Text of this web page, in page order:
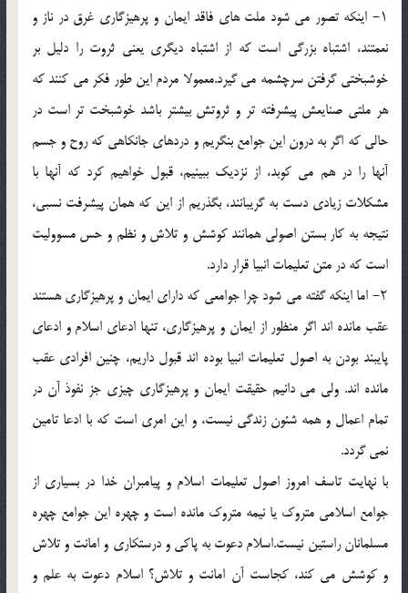
۱- اينكه تصور مى شود ملت هاى فاقد ايمان و پرهيزگارى غرق در ناز و
نعمتند، اشتباه بزرگى است كه از اشتباه ديگرى يعنى ثروت را دليل بر
خوشبختى گرفتن سرچشمه مى گيرد.معمولا مردم اين طور فكر مى كنند كه
هر ملتى صنايعش پيشرفته تر و ثروتش بيشتر باشد خوشبخت تر است در
حالى كه اگر به درون اين جوامع بنگريم و دردهاى جانكاهى كه روح و جسم
آنها را در هم مى كوبد، از نزديك ببينيم، قبول خواهيم كرد كه آنها با
مشكلات زيادى دست به گريبانند، بگذريم از اين كه همان پيشرفت نسبى،
نتيجه به كار بستن اصولى همانند كوشش و تلاش و نظم و حس مسووليت
است كه در متن تعليمات انبيا قرار دارد.
۲- اما اينكه گفته مى شود چرا جوامعى كه داراى ايمان و پرهيزگارى هستند
عقب مانده اند اگر منظور از ايمان و پرهيزگارى، تنها ادعاى اسلام و ادعاى
پايبند بودن به اصول تعليمات انبيا بوده اند قبول داريم، چنين افرادى عقب
مانده اند. ولى مى دانيم حقيقت ايمان و پرهيزگارى چيزى جز نفوذ آن در
تمام اعمال و همه شئون زندگى نيست، و اين امرى است كه با ادعا تامين
نمى گردد.
با نهايت تاسف امروز اصول تعليمات اسلام و پيامبران خدا در بسيارى از
جوامع اسلامى متروك يا نيمه متروك مانده است و چهره اين جوامع چهره
مسلمانان راستين نيست.اسلام دعوت به پاكى و درستكارى و امانت و تلاش
و كوشش مى كند، كجاست آن امانت و تلاش؟ اسلام دعوت به علم و